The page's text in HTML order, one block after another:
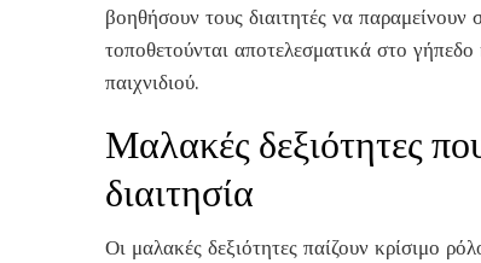
βοηθήσουν τους διαιτητές να
τοποθετούνται αποτελεσματικά στο
παιχνιδιού.
Μαλακές δεξιότητες
διαιτησία
Οι μαλακές δεξιότητες παίζουν κρίσιμο